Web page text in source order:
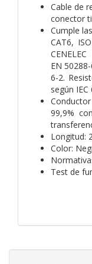
Cable de
conector
Cumple
CAT6,
EN
6-2.
según IEC
99,9%
Longitud:
Color:
Test de